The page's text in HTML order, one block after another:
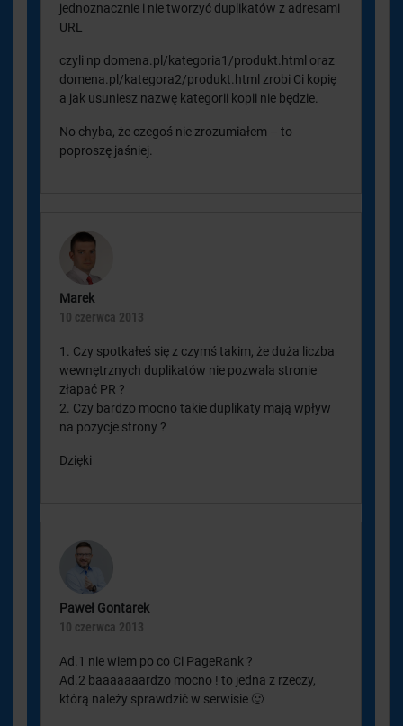
jednoznacznie i nie tworzyć duplikatów z adresami
URL
czyli np domena.pl/kategoria1/produkt.html oraz
domena.pl/kategora2/produkt.html zrobi Ci kopię
a jak usuniesz nazwę kategorii kopii nie będzie.
No chyba, że czegoś nie zrozumiałem – to
poproszę jaśniej.
Marek
10 czerwca 2013
1. Czy spotkałeś się z czymś takim, że duża liczba
wewnętrznych duplikatów nie pozwala stronie
złapać PR ?
2. Czy bardzo mocno takie duplikaty mają wpływ
na pozycje strony ?
Dzięki
Paweł Gontarek
10 czerwca 2013
Ad.1 nie wiem po co Ci PageRank ?
Ad.2 baaaaaaardzo mocno ! to jedna z rzeczy,
którą należy sprawdzić w serwisie 🙂